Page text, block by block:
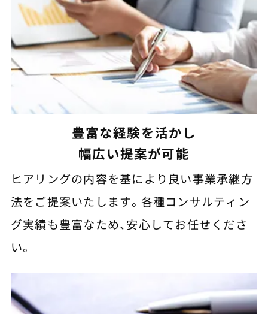
豊富な経験を活かし
幅広い提案が可能
ヒアリングの内容を基により良い事業承継方
法をご提案いたします。各種コンサルティン
グ実績も豊富なため、安心してお任せくださ
い。